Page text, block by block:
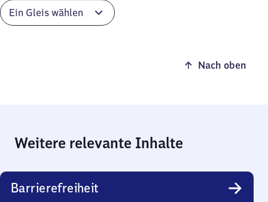
Nach oben
Weitere relevante Inhalte
Barrierefreiheit